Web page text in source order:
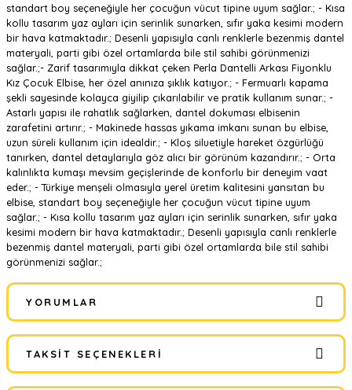
standart boy seçeneğiyle her çocuğun vücut tipine uyum sağlar.; - Kısa
kollu tasarım yaz ayları için serinlik sunarken, sıfır yaka kesimi modern
bir hava katmaktadır.; Desenli yapısıyla canlı renklerle bezenmiş dantel
materyali, parti gibi özel ortamlarda bile stil sahibi görünmenizi
sağlar.;- Zarif tasarımıyla dikkat çeken Perla Dantelli Arkası Fiyonklu
Kız Çocuk Elbise, her özel anınıza şıklık katıyor.; - Fermuarlı kapama
şekli sayesinde kolayca giyilip çıkarılabilir ve pratik kullanım sunar.; -
Astarlı yapısı ile rahatlık sağlarken, dantel dokuması elbisenin
zarafetini artırır.; - Makinede hassas yıkama imkanı sunan bu elbise,
uzun süreli kullanım için idealdir.; - Kloş siluetiyle hareket özgürlüğü
tanırken, dantel detaylarıyla göz alıcı bir görünüm kazandırır.; - Orta
kalınlıkta kumaşı mevsim geçişlerinde de konforlu bir deneyim vaat
eder.; - Türkiye menşeli olmasıyla yerel üretim kalitesini yansıtan bu
elbise, standart boy seçeneğiyle her çocuğun vücut tipine uyum
sağlar.; - Kısa kollu tasarım yaz ayları için serinlik sunarken, sıfır yaka
kesimi modern bir hava katmaktadır.; Desenli yapısıyla canlı renklerle
bezenmiş dantel materyali, parti gibi özel ortamlarda bile stil sahibi
görünmenizi sağlar.;
YORUMLAR
Bu ürüne ilk yorumu siz yapın!
TAKSIT SEÇENEKLERI